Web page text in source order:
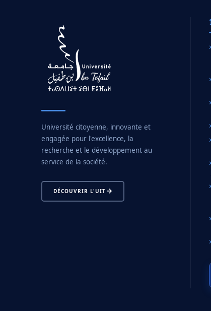
Université citoyenne, innovante et
engagée pour l'excellence, la
recherche et le développement au
service de la société.
DÉCOUVRIR L'UIT